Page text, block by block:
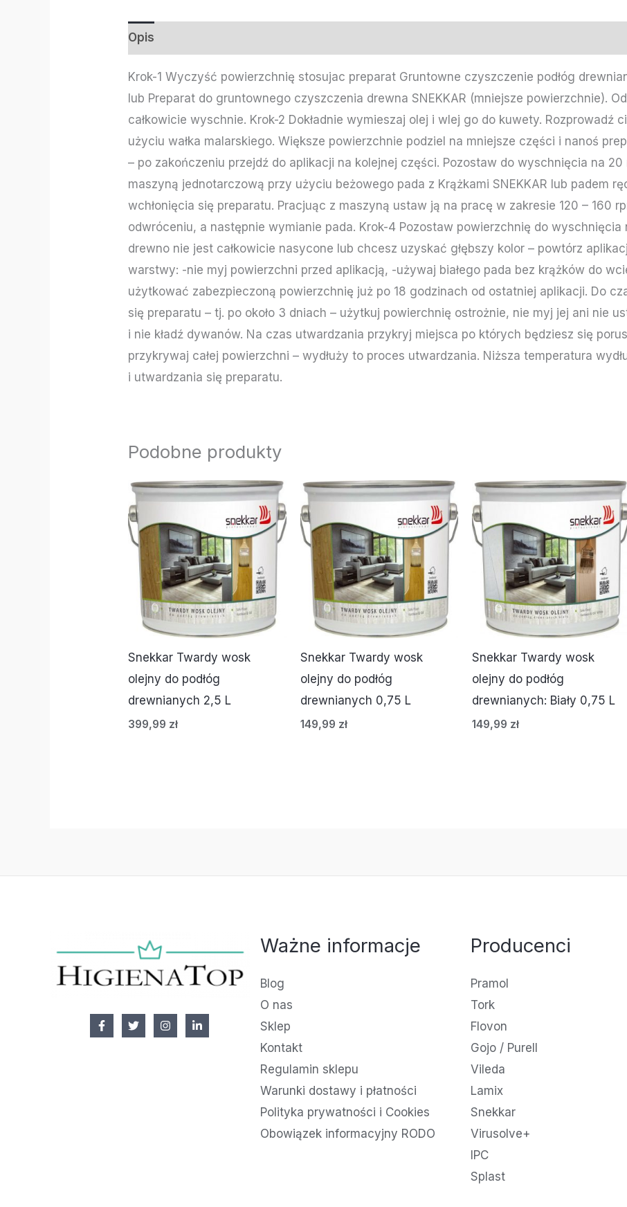
Opis
Krok-1 Wyczyść powierzchnię stosujac preparat Gruntowne czyszczenie podłóg
lub Preparat do gruntownego czyszczenia drewna SNEKKAR (mniejsze powierzchnie).
całkowicie wyschnie. Krok-2 Dokładnie wymieszaj olej i wlej go do kuwety. Rozprowadź
użyciu wałka malarskiego. Większe powierzchnie podziel na mniejsze części i nanoś
– po zakończeniu przejdź do aplikacji na kolejnej części. Pozostaw do wyschnięcia na
maszyną jednotarczową przy użyciu beżowego pada z Krążkami SNEKKAR lub padem
wchłonięcia się preparatu. Pracjuąc z maszyną ustaw ją na pracę w zakresie 120 – 160
odwróceniu, a następnie wymianie pada. Krok-4 Pozostaw powierzchnię do wyschnięcia
drewno nie jest całkowicie nasycone lub chcesz uzyskać głębszy kolor – powtórz
warstwy: -nie myj powierzchni przed aplikacją, -używaj białego pada bez krążków do
użytkować zabezpieczoną powierzchnię już po 18 godzinach od ostatniej aplikacji. Do
się preparatu – tj. po około 3 dniach – użytkuj powierchnię ostrożnie, nie myj jej ani nie
i nie kładź dywanów. Na czas utwardzania przykryj miejsca po których będziesz się
przykrywaj całej powierzchni – wydłuży to proces utwardzania. Niższa temperatura
i utwardzania się preparatu.
Podobne produkty
Snekkar Twardy wosk
olejny do podłóg
drewnianych 2,5 L
399,99 zł
Snekkar Twardy wosk
olejny do podłóg
drewnianych 0,75 L
149,99 zł
Snekkar Twardy wosk
olejny do podłóg
drewnianych: Biały 0,75 L
149,99 zł
Ważne informacje
Blog
O nas
Sklep
Kontakt
Regulamin sklepu
Warunki dostawy i płatności
Polityka prywatności i Cookies
Obowiązek informacyjny RODO
Producenci
Pramol
Tork
Flovon
Gojo / Purell
Vileda
Lamix
Snekkar
Virusolve+
IPC
Splast